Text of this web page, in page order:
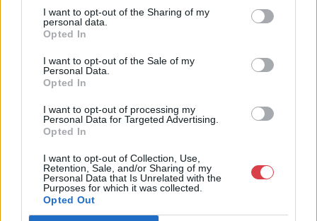
I want to opt-out of the Sharing of my
personal data.
Opted In
I want to opt-out of the Sale of my
Personal Data.
Opted In
I want to opt-out of processing my
Personal Data for Targeted Advertising.
Opted In
I want to opt-out of Collection, Use,
Retention, Sale, and/or Sharing of my
Personal Data that Is Unrelated with the
Purposes for which it was collected.
Opted Out
1053
Bemutatkozás: Immár közel 30 éve, hogy a Múzeum körúton
elkezdte működését a Mike és Tsa Antikvárium, majd 2010-ben
és megszületett a Mike Portobello Aukciósház. 2022-től saját
oldalunkon bonyolítjuk árverésünket. www.aukcio.net
GALÉRIA TOVÁBBI MŰTÁRGYAI